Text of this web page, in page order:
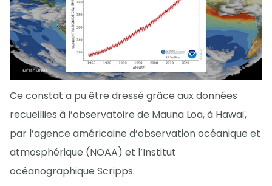
Ce constat a pu être dressé grâce aux données
recueillies à l’observatoire de Mauna Loa, à Hawaï,
par l’agence américaine d’observation océanique et
atmosphérique (NOAA) et l’Institut
océanographique Scripps.